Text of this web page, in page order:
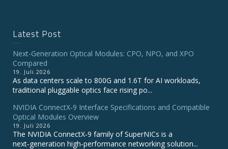
Latest Post
Next-Generation Optical Modules: CPO, NPO, and XPO
Compared
19. Juli 2026
As data centers scale to 800G and 1.6T for AI workloads,
traditional pluggable optics face rising po...
NVIDIA ConnectX‑9 Interface Specifications and Compatible
Optical Modules Overview
19. Juli 2026
The NVIDIA ConnectX‑9 family of SuperNICs is a
next‑generation high‑performance networking solution...